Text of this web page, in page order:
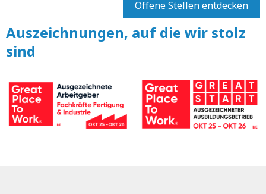
Offene Stellen entdecken
Auszeichnungen, auf die wir stolz
sind